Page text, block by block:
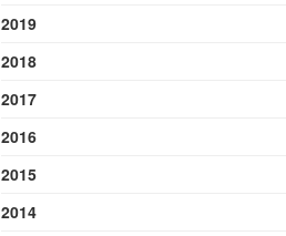
2019
2018
2017
2016
2015
2014